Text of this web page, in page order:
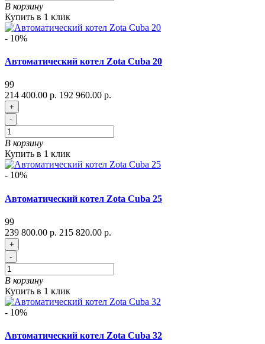
В корзину
Купить в 1 клик
- 10%
Автоматический котел Zota Cuba 20
99
214 400.00 р. 192 960.00 р.
+
-
В корзину
Купить в 1 клик
- 10%
Автоматический котел Zota Cuba 25
99
239 800.00 р. 215 820.00 р.
+
-
В корзину
Купить в 1 клик
- 10%
Автоматический котел Zota Cuba 32